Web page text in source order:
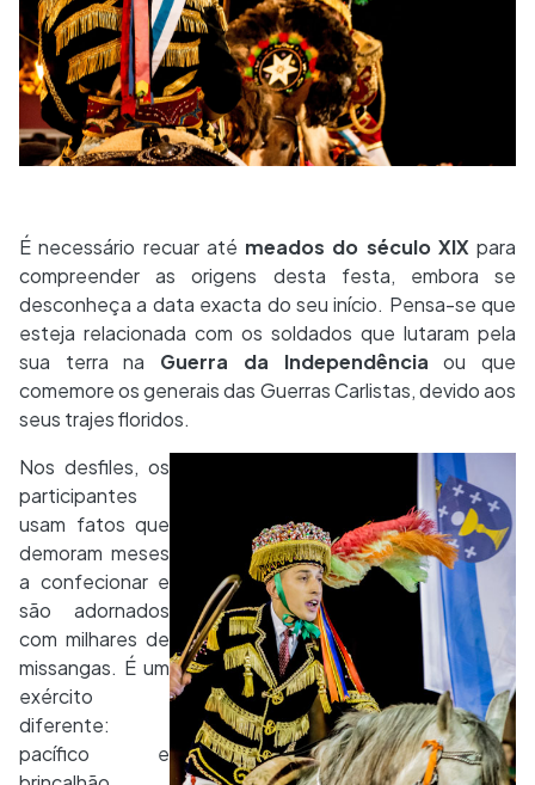
É necessário recuar até meados do século XIXpara
compreender as origens desta festa, embora se
desconheça a data exacta do seu início. Pensa-se que
esteja relacionada com os soldados que lutaram pela
sua terra na Guerra da Independência ou que
comemore os generais das Guerras Carlistas, devido aos
seus trajes floridos.
Nos desfiles, os
participantes
usam fatos que
demoram meses
a confecionar e
são adornados
com milhares de
missangas. É um
exército
diferente:
pacífico e